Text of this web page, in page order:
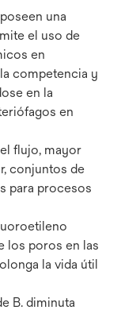
una
el uso de
en
competencia y
en la
en
flujo, mayor
conjuntos de
para procesos
los poros en las
la vida útil
B. diminuta